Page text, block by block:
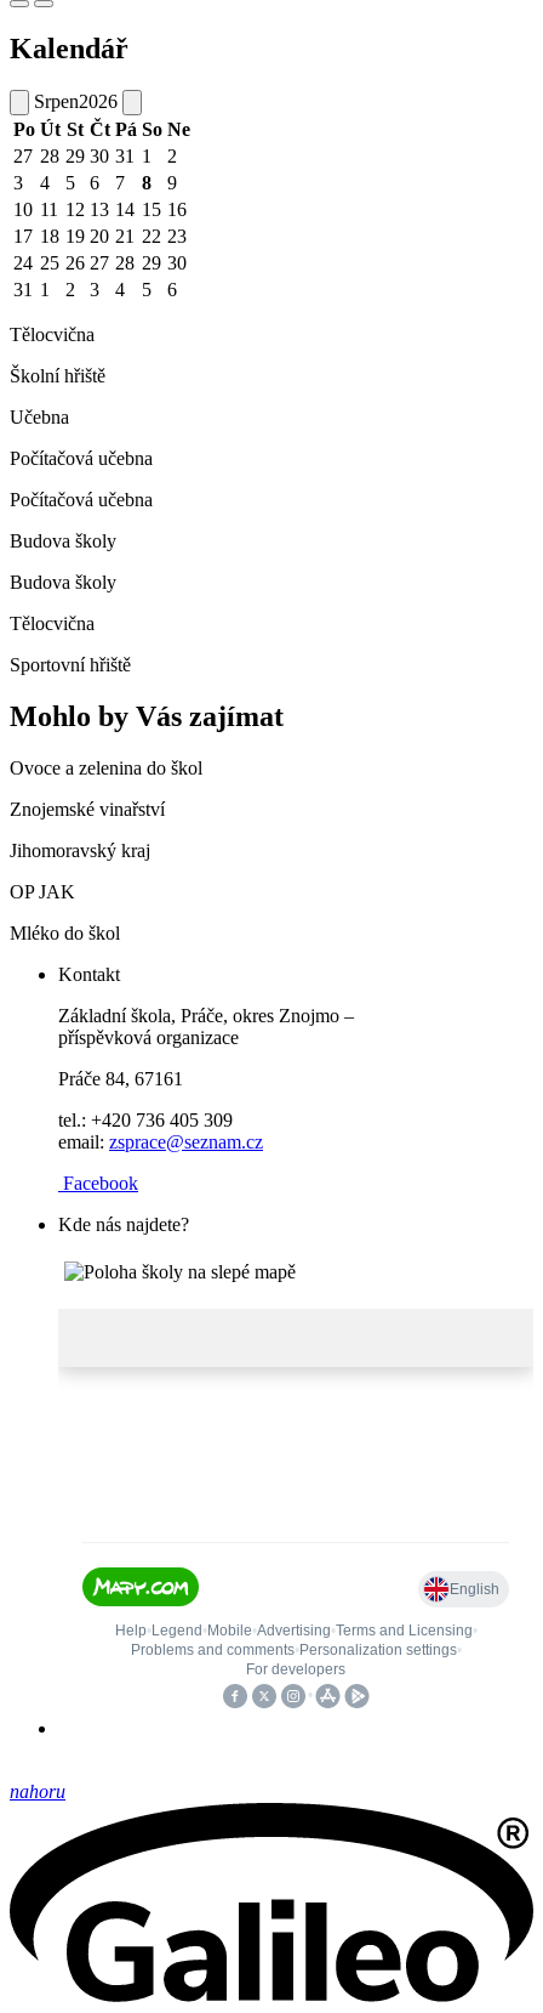
Kalendář
Srpen2026
Po Út St Čt Pá So Ne
27 28 29 30 31 1
2
3
4 5 6 7 8
9
10 11 12 13 14 15 16
17 18 19 20 21 22 23
24 25 26 27 28 29 30
31 1 2 3 4 5 6
Tělocvična
Školní hřiště
Učebna
Počítačová učebna
Počítačová učebna
Budova školy
Budova školy
Tělocvična
Sportovní hřiště
Mohlo by Vás zajímat
Ovoce a zelenina do škol
Znojemské vinařství
Jihomoravský kraj
OP JAK
Mléko do škol
Kontakt
Základní škola, Práče, okres Znojmo –
příspěvková organizace
Práče 84, 67161
tel.: +420 736 405 309
email: zsprace@seznam.cz
Facebook
Kde nás najdete?
nahoru